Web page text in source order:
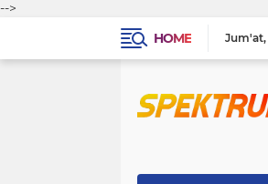
-->
HOME
Jum'at